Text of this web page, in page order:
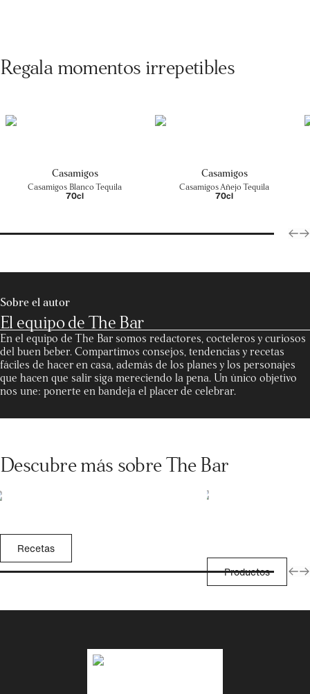
Regala momentos irrepetibles
Casamigos
Casamigos Blanco Tequila
70cl
Casamigos
Casamigos Añejo Tequila
70cl
Sobre el autor
El equipo de The Bar
En el equipo de The Bar somos redactores, cocteleros y curiosos
del buen beber. Compartimos consejos, tendencias y recetas
fáciles de hacer en casa, además de los planes y los personajes
que hacen que salir siga mereciendo la pena. Un único objetivo
nos une: ponerte en bandeja el placer de celebrar.
Descubre más sobre The Bar
Recetas
Productos